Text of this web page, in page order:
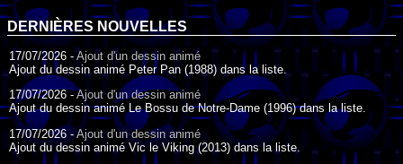
DERNIÈRES NOUVELLES
17/07/2026 - Ajout d'un dessin animé
Ajout du dessin animé Peter Pan (1988) dans la liste.
17/07/2026 -Ajout d'un dessin animé
Ajout du dessin animé Le Bossu de Notre-Dame (1996) dans la liste.
17/07/2026 -Ajout d'un dessin animé
Ajout du dessin animé Vic le Viking (2013) dans la liste.